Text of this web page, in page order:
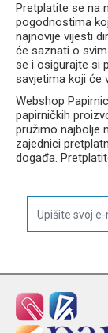
Pretplatite se na
pogodnostima
najnovije vijesti
će saznati o
se i osigurajte si
savjetima koji će
Webshop
papirničkih
pružimo najbolje
zajednici
događa.